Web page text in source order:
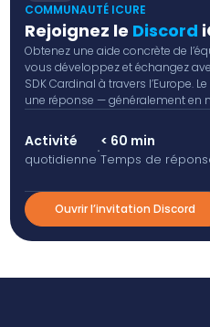
COMMUNAUTÉ ICURE
Rejoignez le Discord
Obtenez une aide concrète de
vous développez et échangez
SDK Cardinal à travers l’Europe.
une réponse — généralement en
Activité
quotidienne
·< 60 min
Temps de
Ouvrir l’invitation Discord